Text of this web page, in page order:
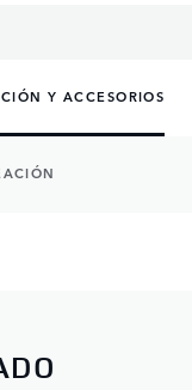
Y ACCESORIOS